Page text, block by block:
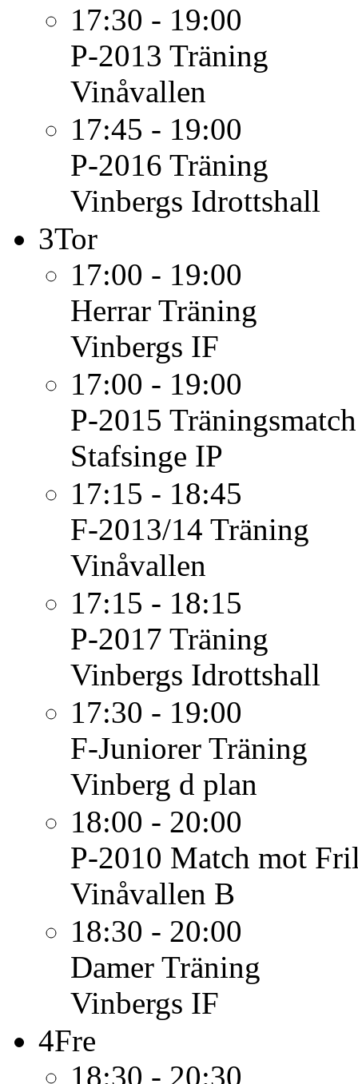
17:30 - 19:00
P-2013 Träning
Vinåvallen
17:45 - 19:00
P-2016 Träning
Vinbergs Idrottshall
3Tor
17:00 - 19:00
Herrar Träning
Vinbergs IF
17:00 - 19:00
P-2015
Stafsinge IP
17:15 - 18:45
F-2013/14 Träning
Vinåvallen
17:15 - 18:15
P-2017 Träning
Vinbergs Idrottshall
17:30 - 19:00
F-Juniorer Träning
Vinberg d plan
18:00 - 20:00
P-2010 Match mot
Vinåvallen B
18:30 - 20:00
Damer Träning
Vinbergs IF
4Fre
18:30 - 20:30